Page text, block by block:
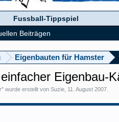
Eigenbauten für Hamster
Eigenbau-
" wurde erstellt vonSuzie 11. August 2007
Beiträgen
Fussball-Tippspiel